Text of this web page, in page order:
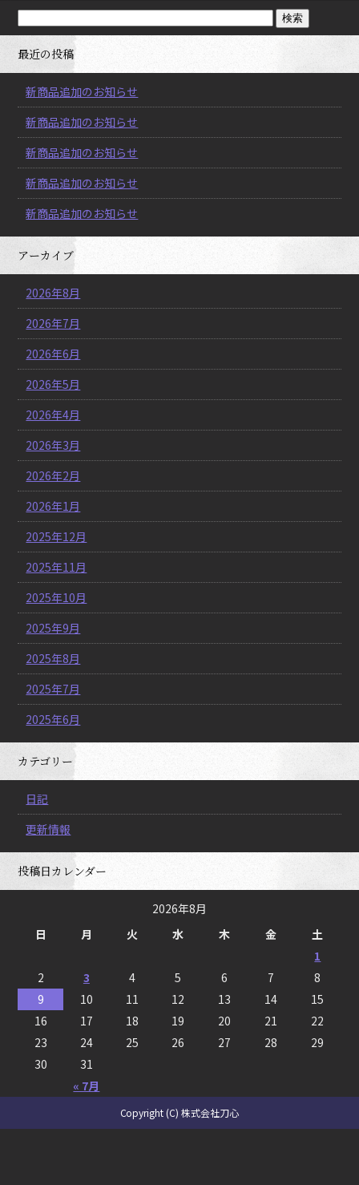
最近の投稿
新商品追加のお知らせ
新商品追加のお知らせ
新商品追加のお知らせ
新商品追加のお知らせ
新商品追加のお知らせ
アーカイブ
2026年8月
2026年7月
2026年6月
2026年5月
2026年4月
2026年3月
2026年2月
2026年1月
2025年12月
2025年11月
2025年10月
2025年9月
2025年8月
2025年7月
2025年6月
カテゴリー
日記
更新情報
投稿日カレンダー
2026年8月
日
月 火 水 木 金 土
« 7月
1
2
3 4 5 6 7
8
9
10 11 12 13 14
15
16
17 18 19 20 21
22
23
24 25 26 27 28
29
30
31
Copyright (C) 株式会社刀心